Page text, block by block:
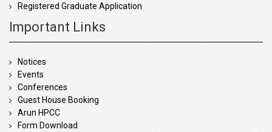
Registered Graduate Application
Important Links
Notices
Events
Conferences
Guest House Booking
Arun HPCC
Form Download